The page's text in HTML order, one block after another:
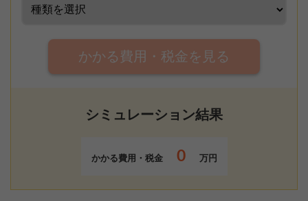
かかる費用・税金を見る
シミュレーション結果
かかる費用・税金 0 万円